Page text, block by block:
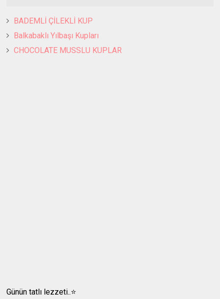
BADEMLİ ÇİLEKLİ KUP
Balkabaklı Yılbaşı Kupları
CHOCOLATE MUSSLU KUPLAR
Günün tatlı lezzeti..⭐️